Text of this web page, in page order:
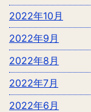
2022年10月
2022年9月
2022年8月
2022年7月
2022年6月